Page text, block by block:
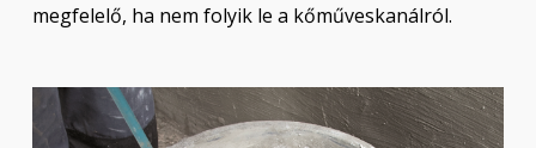
megfelelő, ha nem folyik le a kőműveskanálról.